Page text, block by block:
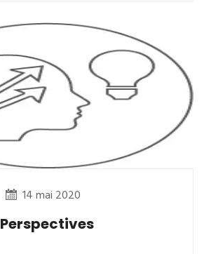
14 mai 2020
Perspectives